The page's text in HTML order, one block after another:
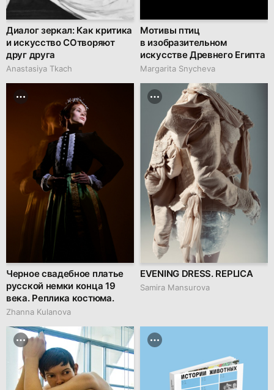
Диалог зеркал: Как критика
и искусство СОтворяют
друг друга
Anastasiya Tkach
Мотивы птиц
в изобразительном
искусстве Древнего Египта
Margarita Snycheva
Черное свадебное платье
русской немки конца 19
века. Реплика костюма.
Zhanna Kulanova
EVENING DRESS. REPLICA
Samira Mansurova